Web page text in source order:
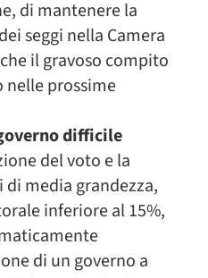
di mantenere la
seggi nella Camera
il gravoso compito
nelle prossime
difficile
del voto e la
media grandezza,
inferiore al 15%,
di un governo a